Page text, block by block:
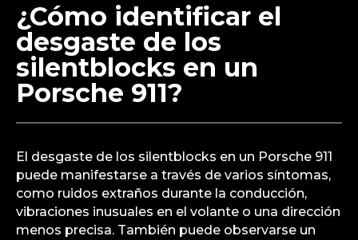
¿Cómo identificar el
desgaste de los
silentblocks en un
Porsche 911?
El desgaste de los silentblocks en un Porsche 911
puede manifestarse a través de varios síntomas,
como ruidos extraños durante la conducción,
vibraciones inusuales en el volante o una dirección
menos precisa. También puede observarse un